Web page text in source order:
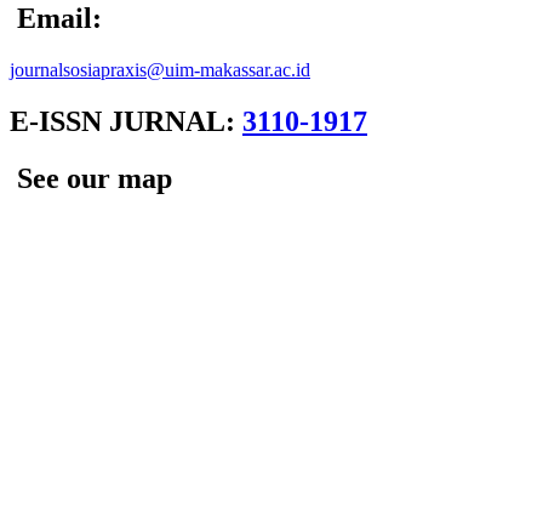
Email:
journalsosiapraxis@uim-makassar.ac.id
E-ISSN JURNAL: 3110-1917
See our map